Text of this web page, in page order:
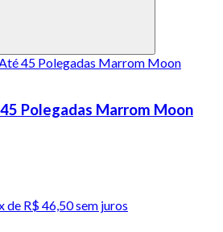
Polegadas Marrom Moon
de R$ 46,50 sem juros